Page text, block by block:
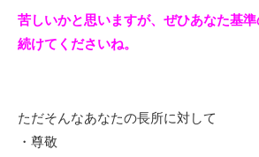
苦しいかと思いますが、ぜひあなた基
続けてくださいね。
ただそんなあなたの長所に対して
・尊敬